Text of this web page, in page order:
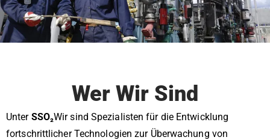
Wer Wir Sind
Unter SSO₂Wir sind Spezialisten für die Entwicklung
fortschrittlicher Technologien zur Überwachung von